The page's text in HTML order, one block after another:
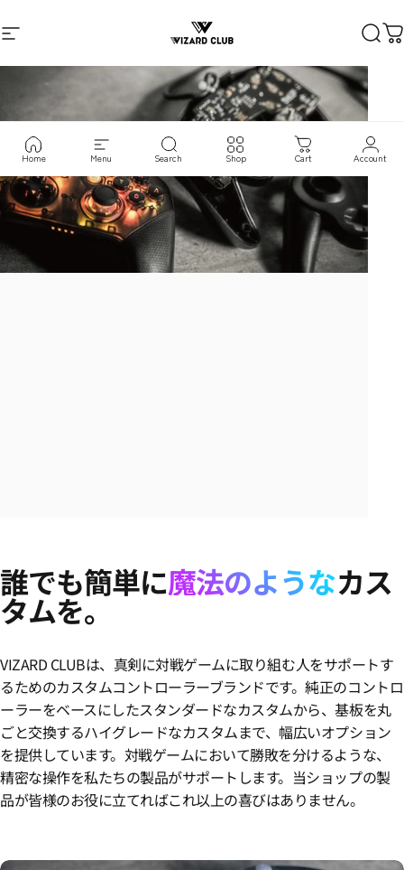
サイトナビゲーション
VIZARD CLUB
VIZARD CLUB 検索
Home Menu Search Shop Cart Account
誰でも簡単に魔法のようなカス
タムを。
VIZARD CLUBは、真剣に対戦ゲームに取り組む人をサポートす
るためのカスタムコントローラーブランドです。純正のコントロ
ーラーをベースにしたスタンダードなカスタムから、基板を丸
ごと交換するハイグレードなカスタムまで、幅広いオプション
を提供しています。対戦ゲームにおいて勝敗を分けるような、
精密な操作を私たちの製品がサポートします。当ショップの製
品が皆様のお役に立てればこれ以上の喜びはありません。